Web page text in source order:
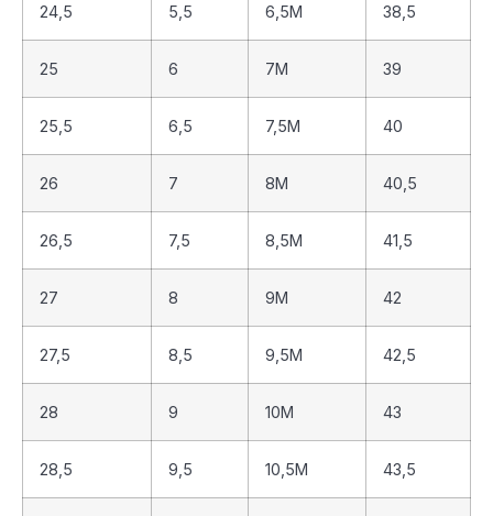
24,5 5,5 6,5M 38,5
25 6 7M 39
25,5 6,5 7,5M 40
26 7 8M 40,5
26,5 7,5 8,5M 41,5
27 8 9M 42
27,5 8,5 9,5M 42,5
28 9 10M 43
28,5 9,5 10,5M 43,5